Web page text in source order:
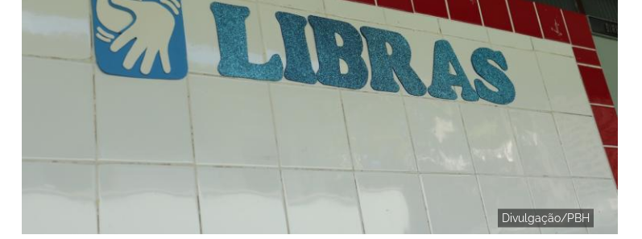
Divulgação/PBH